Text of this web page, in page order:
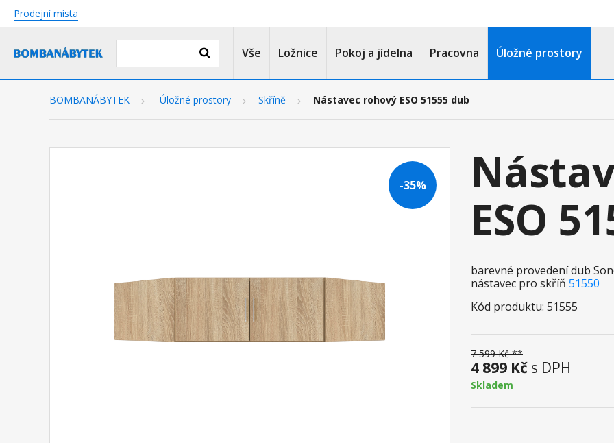
Prodejní místa
Vše Ložnice Pokoj a jídelna Pracovna Úložné prostory
BOMBANÁBYTEK Úložné prostory Skříně Nástavec rohový ESO 51555 dub
-35%
ESO
barevné provedení dub
nástavec pro skříň 51550
Kód produktu: 51555
7 599 Kč **
4 899 Kč s DPH
Skladem